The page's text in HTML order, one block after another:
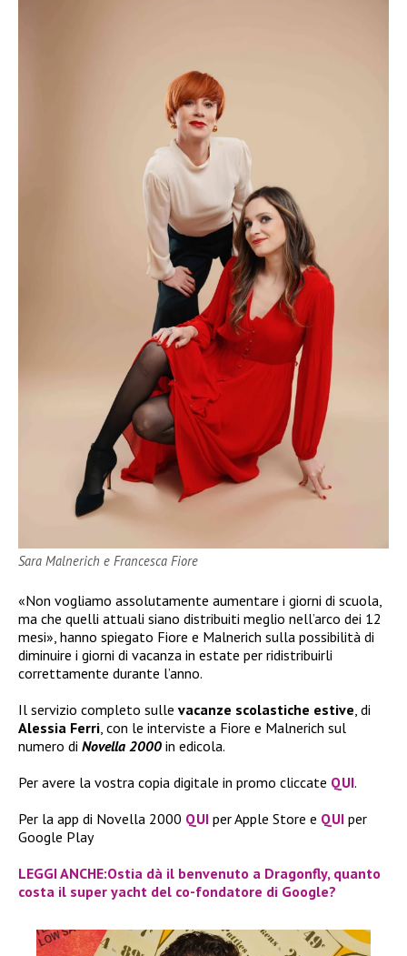
Sara Malnerich e Francesca Fiore
«Non vogliamo assolutamente aumentare i giorni di scuola,
ma che quelli attuali siano distribuiti meglio nell’arco dei 12
mesi», hanno spiegato Fiore e Malnerich sulla possibilità di
diminuire i giorni di vacanza in estate per ridistribuirli
correttamente durante l’anno.
Il servizio completo sulle vacanze scolastiche estive, di
Alessia Ferri, con le interviste a Fiore e Malnerich sul
numero di Novella 2000 in edicola.
Per avere la vostra copia digitale in promo cliccate QUI.
Per la app di Novella 2000 QUI per Apple Store e QUI per
Google Play
LEGGI ANCHE:Ostia dà il benvenuto a Dragonfly, quanto
costa il super yacht del co-fondatore di Google?